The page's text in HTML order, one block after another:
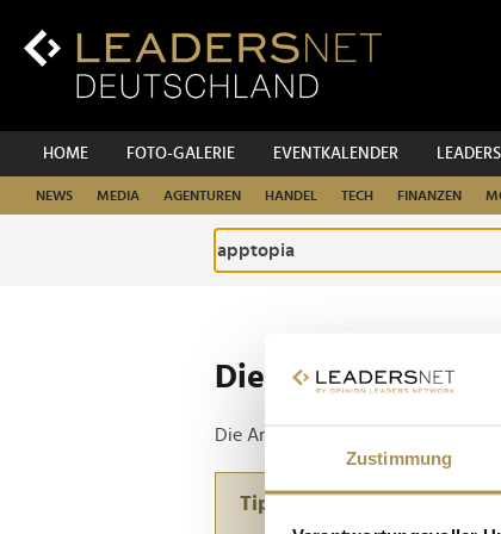
Zustimmung
Inhalt
HOME FOTO-GALERIE EVENTKALENDER
NEWS MEDIA AGENTUREN HANDEL TECH FINANZEN
Die ganze Website
Die Anfrage ergab 1 Treffer.
Tipp